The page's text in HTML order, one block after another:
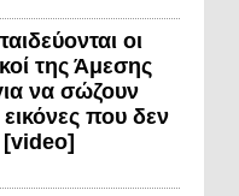
οι
της Άμεσης
να σώζουν
που δεν
[video]